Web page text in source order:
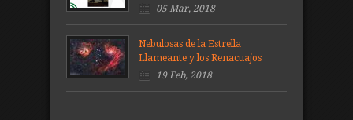
05 Mar, 2018
Nebulosas de la Estrella
Llameante y los Renacuajos
19 Feb, 2018